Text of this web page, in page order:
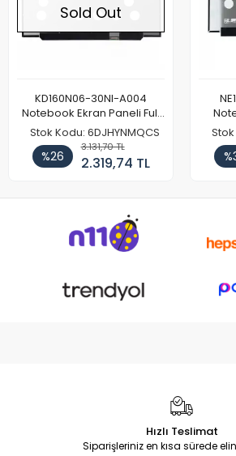
Sold Out
KD160N06-30NI-A004
Notebook Ekran Paneli Full
HD
Stok Kodu: 6DJHYNMQCS
%26
3.131,70 TL
2.319,74 TL
Stok
Hızlı Teslimat
Siparişleriniz en kısa sürede